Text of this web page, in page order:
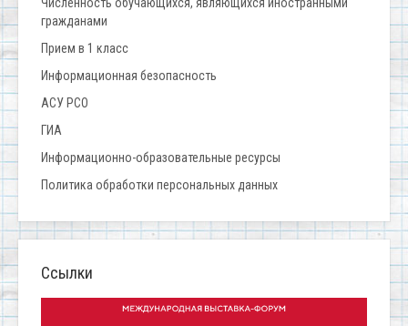
Численность обучающихся, являющихся иностранными
гражданами
Прием в 1 класс
Информационная безопасность
АСУ РСО
ГИА
Информационно-образовательные ресурсы
Политика обработки персональных данных
Ссылки